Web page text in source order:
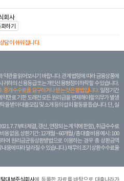
회사
하기
담이 쉬워집니다.
관을 읽어보시기 바랍니다. 관계 법령에 따라 금융상품에
귀하의 신용등급 또는 개인신용평점이 하락할 수 있습니다.
중개수수료를 요구하거나 받는 것은 불법입니다. 일정 기간
만료 기한 도래전 모든 원리금을 변제해야할 의무가 발생
을 받아 대출모집 및 소개 등의 섭외 활동을 돕습니다. 단, 실
7. 7부터 체결, 갱신, 연장되는 계 약에 한함), 취급수수료
없음. 상환기간 : 12개월 ~ 60개월 / 총 대출 비용 예시 : 100
여 원리금균등상환방법으로 이용하는 경우 총 상환금액
용에 따라 달라질 수 있습니다.) 채무의 조기 상환수수료율